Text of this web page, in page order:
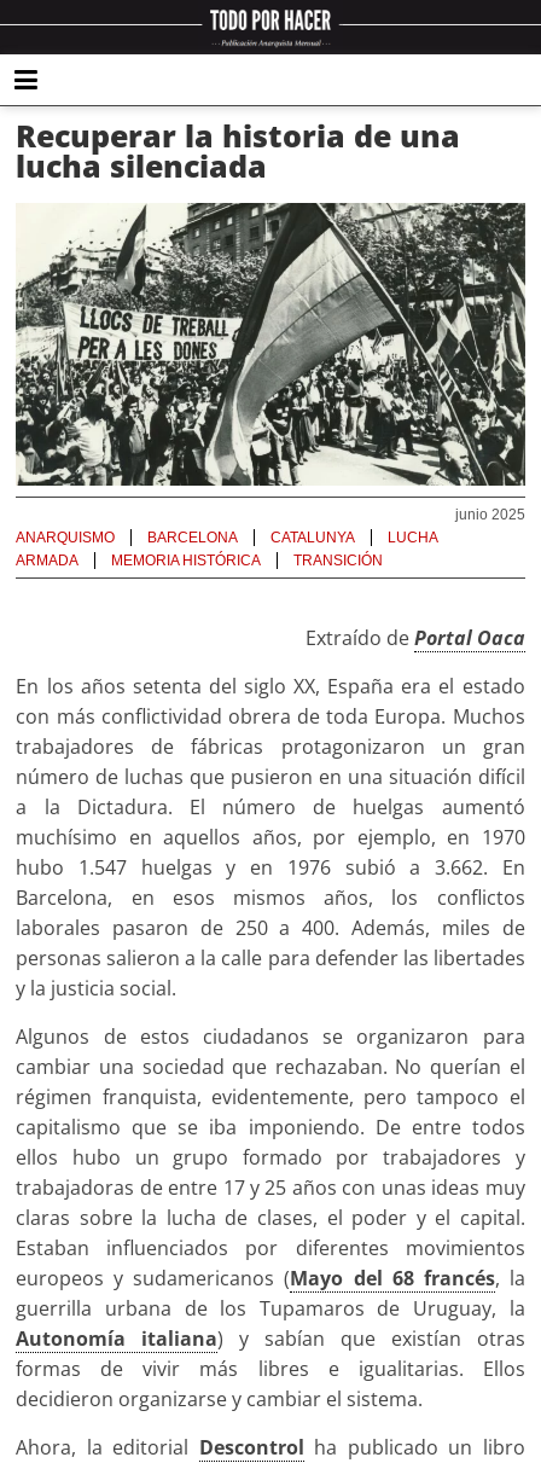
Recuperar la historia de una
lucha silenciada
junio 2025
ANARQUISMO
BARCELONA CATALUNYA
LUCHA
ARMADA
MEMORIA HISTÓRICA TRANSICIÓN
Extraído dePortal Oaca
En los años setenta del siglo XX, España era el estado
con más conflictividad obrera de toda Europa. Muchos
trabajadores de fábricas protagonizaron un gran
número de luchas que pusieron en una situación difícil
a la Dictadura. El número de huelgas aumentó
muchísimo en aquellos años, por ejemplo, en 1970
hubo 1.547 huelgas y en 1976 subió a 3.662. En
Barcelona, en esos mismos años, los conflictos
laborales pasaron de 250 a 400. Además, miles de
personas salieron a la calle para defender las libertades
y la justicia social.
Algunos de estos ciudadanos se organizaron para
cambiar una sociedad que rechazaban. No querían el
régimen franquista, evidentemente, pero tampoco el
capitalismo que se iba imponiendo. De entre todos
ellos hubo un grupo formado por trabajadores y
trabajadoras de entre 17 y 25 años con unas ideas muy
claras sobre la lucha de clases, el poder y el capital.
Estaban influenciados por diferentes movimientos
europeos y sudamericanos (Mayo del 68 francés, la
guerrilla urbana de los Tupamaros de Uruguay, la
Autonomía italiana) y sabían que existían otras
formas de vivir más libres e igualitarias. Ellos
decidieron organizarse y cambiar el sistema.
Ahora, la editorial Descontrol ha publicado un libro